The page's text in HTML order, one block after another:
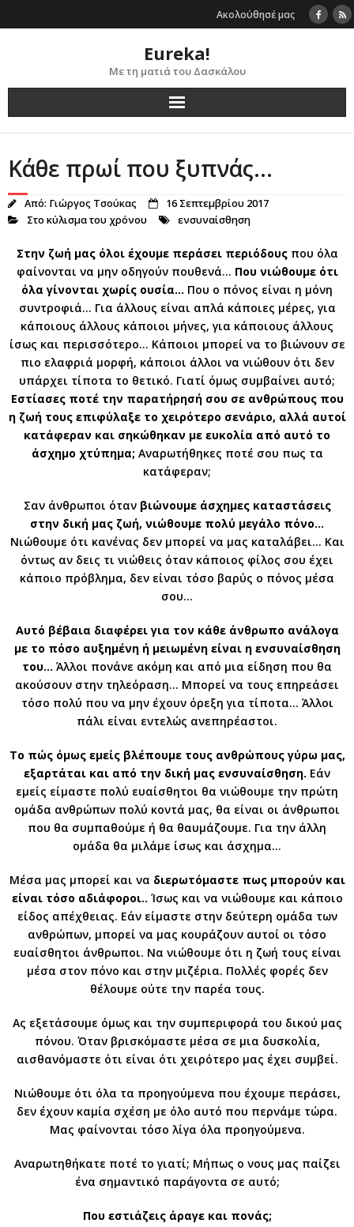
to
Ακολούθησέ μας
Eureka!
Με τη ματιά του Δασκάλου
Κάθε πρωί που ξυπνάς…
Από: Γιώργος Τσούκας
16 Σεπτεμβρίου 2017
Στο κύλισμα του χρόνου
ενσυναίσθηση
Στην ζωή μας όλοι έχουμε περάσει περιόδουςπου όλα
φαίνονται να μην οδηγούν πουθενά… Που νιώθουμε ότι
όλα γίνονται χωρίς ουσία… Που ο πόνος είναι η μόνη
συντροφιά… Για άλλους είναι απλά κάποιες μέρες, για
κάποιους άλλους κάποιοι μήνες, για κάποιους άλλους
ίσως και περισσότερο… Κάποιοι μπορεί να το βιώνουν σε
πιο ελαφριά μορφή, κάποιοι άλλοι να νιώθουν ότι δεν
υπάρχει τίποτα το θετικό. Γιατί όμως συμβαίνει αυτό;
Εστίασες ποτέ την παρατήρησή σου σε ανθρώπους που
η ζωή τους επιφύλαξε το χειρότερο σενάριο, αλλά αυτοί
κατάφεραν και σηκώθηκαν με ευκολία από αυτό το
άσχημο χτύπημα; Αναρωτήθηκες ποτέ σου πως τα
κατάφεραν;
Σαν άνθρωποι ότανβιώνουμε άσχημες καταστάσεις
στην δική μας ζωή, νιώθουμε πολύ μεγάλο πόνο…
Νιώθουμε ότι κανένας δεν μπορεί να μας καταλάβει… Και
όντως αν δεις τι νιώθεις όταν κάποιος φίλος σου έχει
κάποιο πρόβλημα, δεν είναι τόσο βαρύς ο πόνος μέσα
σου…
Αυτό βέβαια διαφέρει για τον κάθε άνθρωπο ανάλογα
με το πόσο αυξημένη ή μειωμένη είναι η ενσυναίσθηση
του… Άλλοι πονάνε ακόμη και από μια είδηση που θα
ακούσουν στην τηλεόραση… Μπορεί να τους επηρεάσει
τόσο πολύ που να μην έχουν όρεξη για τίποτα… Άλλοι
πάλι είναι εντελώς ανεπηρέαστοι.
Το πώς όμως εμείς βλέπουμε τους ανθρώπους γύρω μας,
εξαρτάται και από την δική μας ενσυναίσθηση. Εάν
εμείς είμαστε πολύ ευαίσθητοι θα νιώθουμε την πρώτη
ομάδα ανθρώπων πολύ κοντά μας, θα είναι οι άνθρωποι
που θα συμπαθούμε ή θα θαυμάζουμε. Για την άλλη
ομάδα θα μιλάμε ίσως και άσχημα…
Μέσα μας μπορεί και να διερωτόμαστε πως μπορούν και
είναι τόσο αδιάφοροι.. Ίσως και να νιώθουμε και κάποιο
είδος απέχθειας. Εάν είμαστε στην δεύτερη ομάδα των
ανθρώπων, μπορεί να μας κουράζουν αυτοί οι τόσο
ευαίσθητοι άνθρωποι. Να νιώθουμε ότι η ζωή τους είναι
μέσα στον πόνο και στην μιζέρια. Πολλές φορές δεν
θέλουμε ούτε την παρέα τους.
Ας εξετάσουμε όμως και την συμπεριφορά του δικού μας
πόνου. Όταν βρισκόμαστε μέσα σε μια δυσκολία,
αισθανόμαστε ότι είναι ότι χειρότερο μας έχει συμβεί.
Νιώθουμε ότι όλα τα προηγούμενα που έχουμε περάσει,
δεν έχουν καμία σχέση με όλο αυτό που περνάμε τώρα.
Μας φαίνονται τόσο λίγα όλα προηγούμενα.
Αναρωτηθήκατε ποτέ το γιατί; Μήπως ο νους μας παίζει
ένα σημαντικό παράγοντα σε αυτό;
Που εστιάζεις άραγε και πονάς;